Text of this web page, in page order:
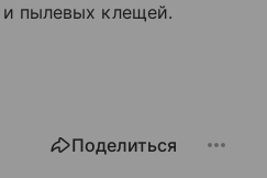
пылевых клещей.
Поделиться